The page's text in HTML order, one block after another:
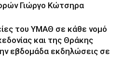
Γιώργο Κώτσηρα
του ΥΜΑΘ σε κάθε νομό
και της Θράκης
εβδομάδα εκδηλώσεις σε